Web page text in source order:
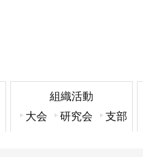
組織活動
大会
研究会 支部